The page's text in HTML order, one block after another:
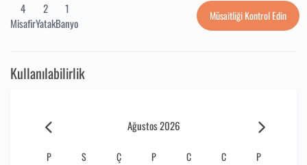
Misafir
4
Yatak
2
Banyo
1 Müsaitliği Kontrol Edin
Kullanılabilirlik
Ağustos 2026
P S Ç P C C P